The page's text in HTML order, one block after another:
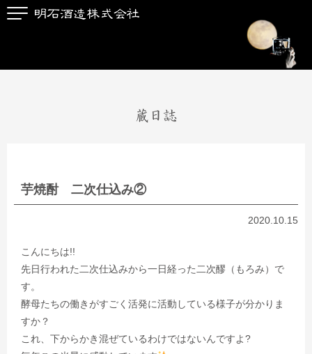
蔵日誌
芋焼酎 二次仕込み②
2020.10.15
こんにちは!!
先日行われた二次仕込みから一日経った二次醪（もろみ）で
す。
酵母たちの働きがすごく活発に活動している様子が分かりま
すか？
これ、下からかき混ぜているわけではないんですよ?